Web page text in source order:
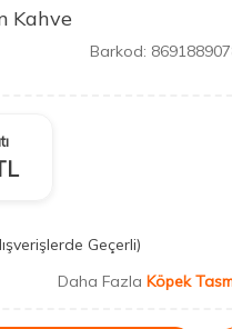
Kahve
Barkod:
Geçerli)
Daha Fazla Köpek